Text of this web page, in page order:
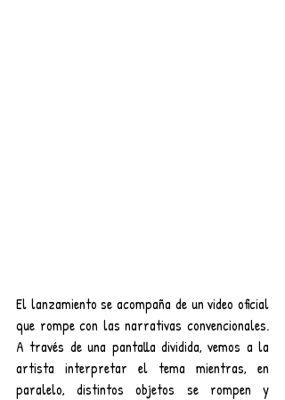
El lanzamiento se acompaña de un video oficial
que rompe con las narrativas convencionales.
A través de una pantalla dividida, vemos a la
artista interpretar el tema mientras, en
paralelo, distintos objetos se rompen y